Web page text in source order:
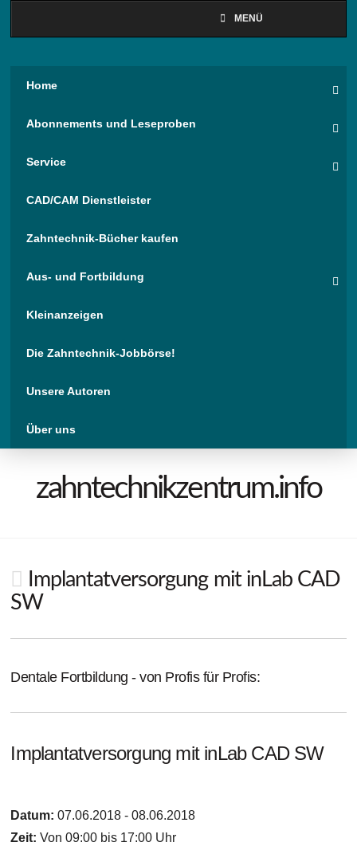
MENÜ
Home
Abonnements und Leseproben
Service
CAD/CAM Dienstleister
Zahntechnik-Bücher kaufen
Aus- und Fortbildung
Kleinanzeigen
Die Zahntechnik-Jobbörse!
Unsere Autoren
Über uns
zahntechnikzentrum.info
Implantatversorgung mit inLab CAD
SW
Dentale Fortbildung - von Profis für Profis:
Implantatversorgung mit inLab CAD SW
Datum:07.06.2018 - 08.06.2018
Zeit: Von 09:00 bis 17:00 Uhr